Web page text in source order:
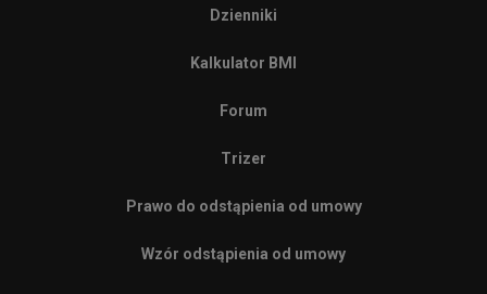
Dzienniki
Kalkulator BMI
Forum
Trizer
Prawo do odstąpienia od umowy
Wzór odstąpienia od umowy